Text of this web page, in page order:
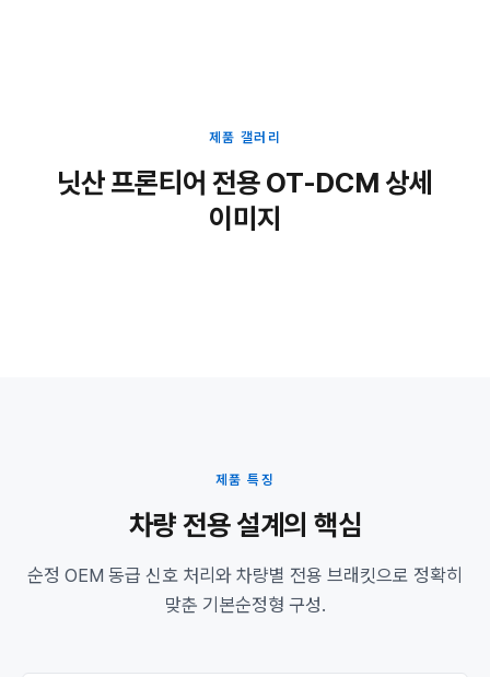
제품 갤러리
닛산 프론티어 전용 OT-DCM 상세
이미지
제품 특징
차량 전용 설계의 핵심
순정 OEM 동급 신호 처리와 차량별 전용 브래킷으로 정확히
맞춘 기본순정형 구성.